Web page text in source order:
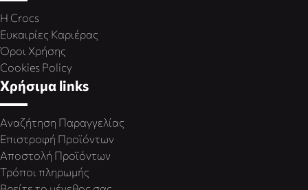
Η Crocs
Ευκαιρίες Καριέρας
Όροι Χρήσης
Cookies Policy
Χρήσιμα links
Αναζήτηση Παραγγελίας
Επιστροφή Προϊόντων
Αποστολή Προϊόντων
Τρόποι πληρωμής